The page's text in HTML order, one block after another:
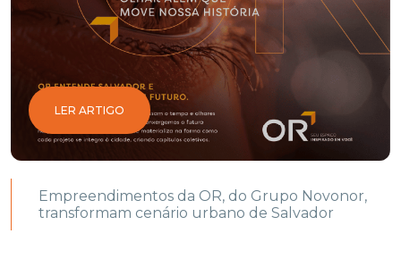
LER ARTIGO
Empreendimentos da OR, do Grupo Novonor,
transformam cenário urbano de Salvador